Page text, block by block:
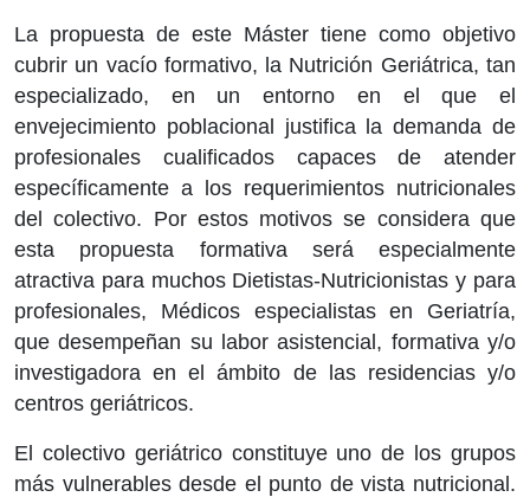
La propuesta de este Máster tiene como objetivo
cubrir un vacío formativo, la Nutrición Geriátrica, tan
especializado, en un entorno en el que el
envejecimiento poblacional justifica la demanda de
profesionales cualificados capaces de atender
específicamente a los requerimientos nutricionales
del colectivo. Por estos motivos se considera que
esta propuesta formativa será especialmente
atractiva para muchos Dietistas-Nutricionistas y para
profesionales, Médicos especialistas en Geriatría,
que desempeñan su labor asistencial, formativa y/o
investigadora en el ámbito de las residencias y/o
centros geriátricos.
El colectivo geriátrico constituye uno de los grupos
más vulnerables desde el punto de vista nutricional.